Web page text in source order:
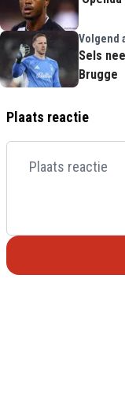
Volgend
Sels
Brugge
Plaats reactie